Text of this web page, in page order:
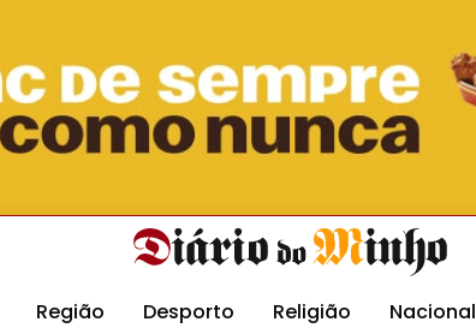
Revista Minha Gráfica DM Livraria DM
Região Desporto Religião Nacional